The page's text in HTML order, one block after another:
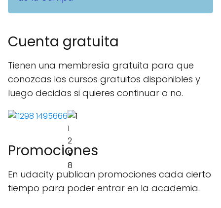
Cuenta gratuita
Tienen una membresía gratuita para que
conozcas los cursos gratuitos disponibles y
luego decidas si quieres continuar o no.
Promociones
En udacity publican promociones cada cierto
tiempo para poder entrar en la academia.